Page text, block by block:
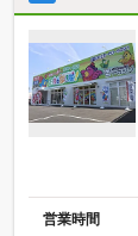
営業時間